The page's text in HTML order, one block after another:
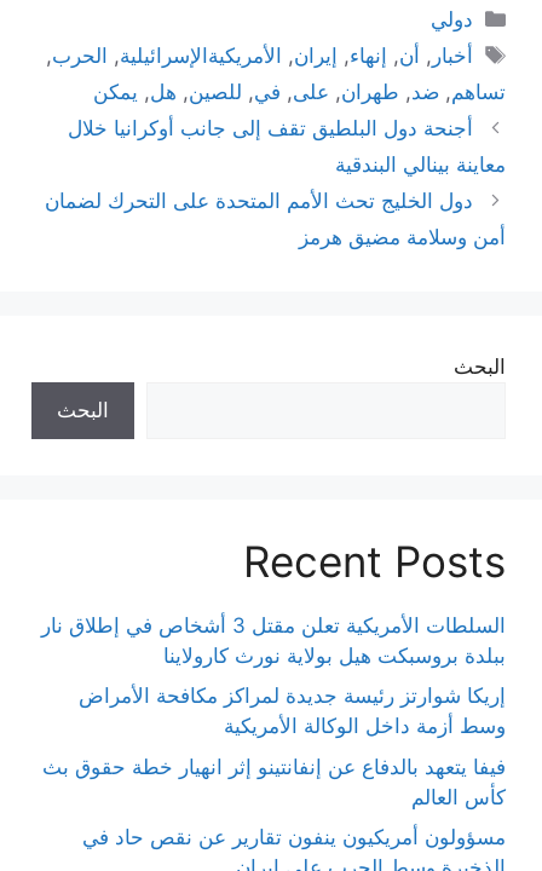
التصنيفات
دولي
الوسوم
أخبار , أن, إنهاء, إيران, الأمريكيةالإسرائيلية, الحرب,
تساهم, ضد, طهران, على, في, للصين, هل, يمكن
أجنحة دول البلطيق تقف إلى جانب أوكرانيا خلال
معاينة بينالي البندقية
دول الخليج تحث الأمم المتحدة على التحرك لضمان
أمن وسلامة مضيق هرمز
البحث
البحث
Recent Posts
السلطات الأمريكية تعلن مقتل 3 أشخاص في إطلاق نار
ببلدة بروسبكت هيل بولاية نورث كارولاينا
إريكا شوارتز رئيسة جديدة لمراكز مكافحة الأمراض
وسط أزمة داخل الوكالة الأمريكية
فيفا يتعهد بالدفاع عن إنفانتينو إثر انهيار خطة حقوق بث
كأس العالم
مسؤولون أمريكيون ينفون تقارير عن نقص حاد في